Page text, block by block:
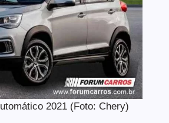
2021 (Foto: Chery)